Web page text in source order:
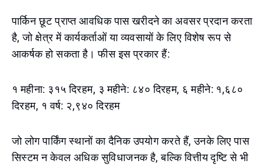
पार्किन छूट प्राप्त आवधिक पास खरीदने का अवसर प्रदान करता
है, जो क्षेत्र में कार्यकर्ताओं या व्यवसायों के लिए विशेष रूप से
आकर्षक हो सकता है। फीस इस प्रकार हैं:
१ महीना: ३१५ दिरहम, ३ महीने: ८४० दिरहम, ६ महीने: १,६८०
दिरहम, १ वर्ष: २,९४० दिरहम
जो लोग पार्किंग स्थानों का दैनिक उपयोग करते हैं, उनके लिए पास
सिस्टम न केवल अधिक सुविधाजनक है, बल्कि वित्तीय दृष्टि से भी